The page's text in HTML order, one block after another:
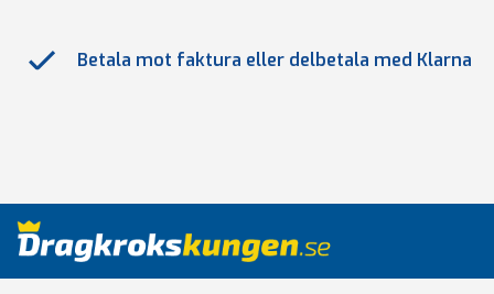
Betala mot faktura eller delbetala med Klarna